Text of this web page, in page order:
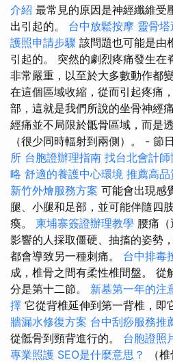
介紹 最常見的原因是神經纖維受
出引起的。 台中放鬆按摩 靈骨
護照申請步驟 該問題也可能是由
引起的。 突然的劇烈疼痛發生在
非常嚴重，以至於大多數動作都
在這個區域收縮，從而引起疼痛
部，這就是我們所說的坐骨神經
經痛並不局限於骶骨區域，而是
（很少同時輻射到兩側）。 - 節
所 台胞證辦理指南 找台北會計
略 舒適的養護中心環境 推薦高
新竹外燴服務方案 可能會出現感
腿、小腿和足部，並可能伴隨四
瘓。 柬埔寨簽證辦理教學 腰痛
影響的人採取僵硬、抽搐的姿勢
都會導致另一種刺痛。 台中排毒
成，椎骨之間有柔性椎間盤。 從
分是第十二節。 新墓第一年的注
擇 它從背椎延伸到第一背椎，即
牆漏水修復方案 台中刮痧服務推
從骶骨到頸背進行的。 台胞證照
專業照護 SEO是什麼意思？
（